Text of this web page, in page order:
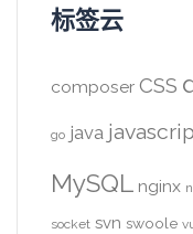
标签云
composer CSS
go java
MySQL nginx
socket svn swoole